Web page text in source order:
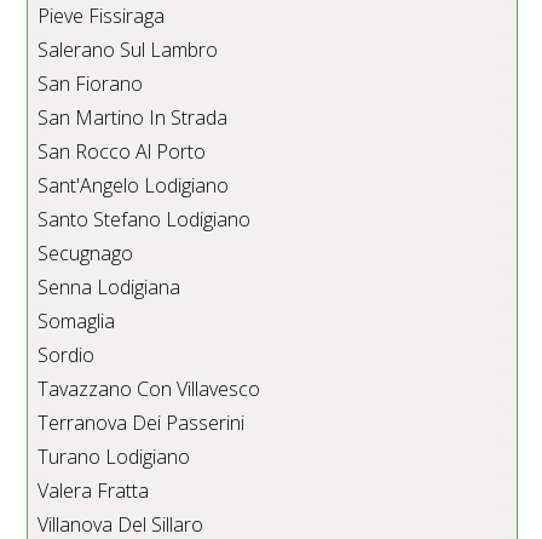
Pieve Fissiraga
Salerano Sul Lambro
San Fiorano
San Martino In Strada
San Rocco Al Porto
Sant'Angelo Lodigiano
Santo Stefano Lodigiano
Secugnago
Senna Lodigiana
Somaglia
Sordio
Tavazzano Con Villavesco
Terranova Dei Passerini
Turano Lodigiano
Valera Fratta
Villanova Del Sillaro